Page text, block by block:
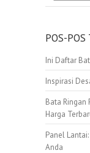
POS-POS
Ini Daftar
Inspirasi
Bata Ringan
Harga
Panel
Anda